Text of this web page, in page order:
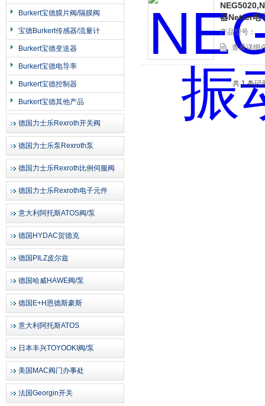
Burkert宝德膜片阀/隔膜阀
宝德Burkert传感器/流量计
Burkert宝德变送器
Burkert宝德电导率
Burkert宝德控制器
Burkert宝德其他产品
德国力士乐Rexroth开关阀
德国力士乐泵Rexroth泵
德国力士乐Rexroth比例伺服阀
德国力士乐Rexroth电子元件
意大利阿托斯ATOS阀/泵
德国HYDAC贺德克
德国PILZ皮尔兹
德国哈威HAWE阀/泵
德国E+H恩德斯豪斯
意大利阿托斯ATOS
日本丰兴TOYOOKI阀/泵
美国MAC阀门办事处
法国Georgin开关
器Netter电
产品型号：
查看详细
共 1 条记